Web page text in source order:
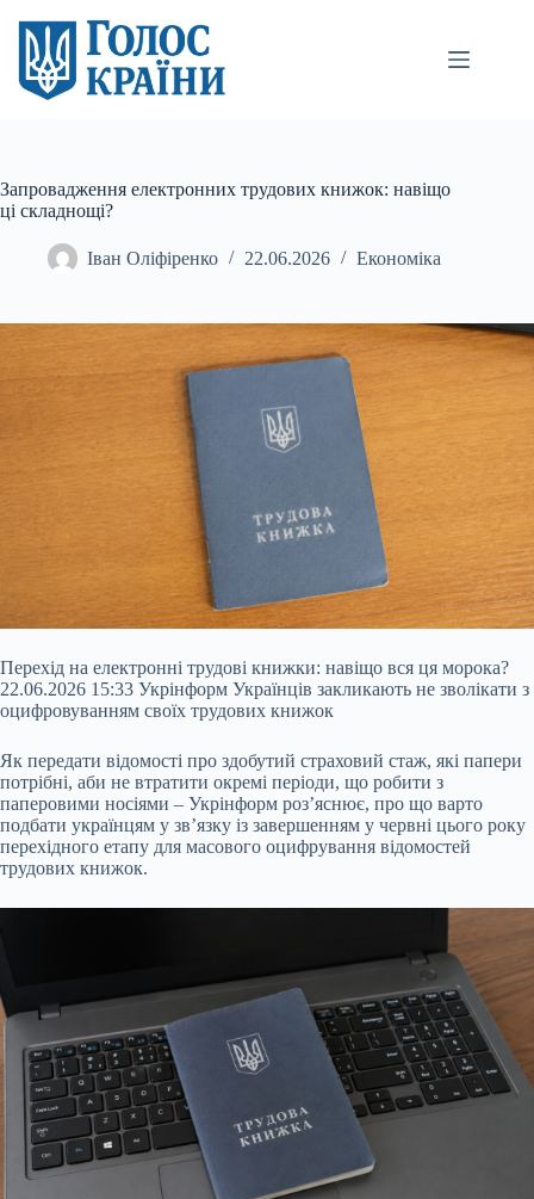
вмісту
Запровадження електронних трудових книжок: навіщо
ці складнощі?
Іван Оліфіренко 22.06.2026 Економіка
Перехід на електронні трудові книжки: навіщо вся ця морока?
22.06.2026 15:33 Укрінформ Українців закликають не зволікати з
оцифровуванням своїх трудових книжок
Як передати відомості про здобутий страховий стаж, які папери
потрібні, аби не втратити окремі періоди, що робити з
паперовими носіями – Укрінформ роз’яснює, про що варто
подбати українцям у зв’язку із завершенням у червні цього року
перехідного етапу для масового оцифрування відомостей
трудових книжок.